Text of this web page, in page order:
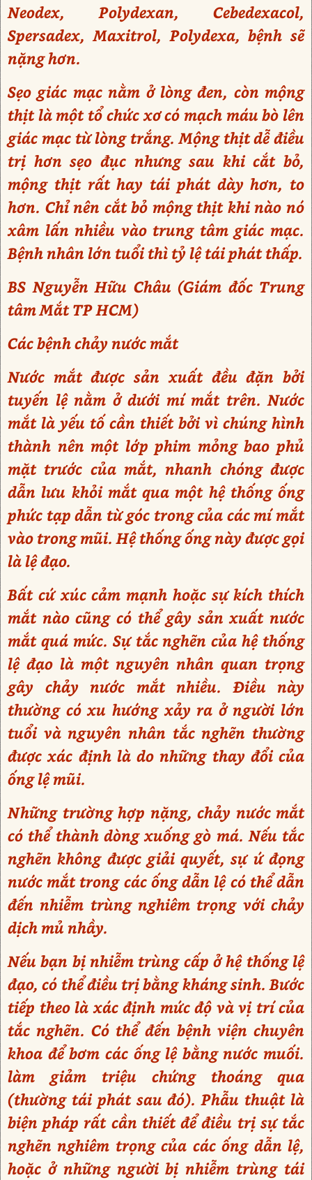
Neodex, Polydexan, Cebedexacol,
Spersadex, Maxitrol, Polydexa, bệnh sẽ
nặng hơn.
Sẹo giác mạc nằm ở lòng đen, còn mộng
thịt là một tổ chức xơ có mạch máu bò lên
giác mạc từ lòng trắng. Mộng thịt dễ điều
trị hơn sẹo đục nhưng sau khi cắt bỏ,
mộng thịt rất hay tái phát dày hơn, to
hơn. Chỉ nên cắt bỏ mộng thịt khi nào nó
xâm lấn nhiều vào trung tâm giác mạc.
Bệnh nhân lớn tuổi thì tỷ lệ tái phát thấp.
BS Nguyễn Hữu Châu (Giám đốc Trung
tâm Mắt TP HCM)
Các bệnh chảy nước mắt
Nước mắt được sản xuất đều đặn bởi
tuyến lệ nằm ở dưới mí mắt trên. Nước
mắt là yếu tố cần thiết bởi vì chúng hình
thành nên một lớp phim mỏng bao phủ
mặt trước của mắt, nhanh chóng được
dẫn lưu khỏi mắt qua một hệ thống ống
phức tạp dẫn từ góc trong của các mí mắt
vào trong mũi. Hệ thống ống này được gọi
là lệ đạo.
Bất cứ xúc cảm mạnh hoặc sự kích thích
mắt nào cũng có thể gây sản xuất nước
mắt quá mức. Sự tắc nghẽn của hệ thống
lệ đạo là một nguyên nhân quan trọng
gây chảy nước mắt nhiều. Điều này
thường có xu hướng xảy ra ở người lớn
tuổi và nguyên nhân tắc nghẽn thường
được xác định là do những thay đổi của
ống lệ mũi.
Những trường hợp nặng, chảy nước mắt
có thể thành dòng xuống gò má. Nếu tắc
nghẽn không được giải quyết, sự ứ đọng
nước mắt trong các ống dẫn lệ có thể dẫn
đến nhiễm trùng nghiêm trọng với chảy
dịch mủ nhầy.
Nếu bạn bị nhiễm trùng cấp ở hệ thống lệ
đạo, có thể điều trị bằng kháng sinh. Bước
tiếp theo là xác định mức độ và vị trí của
tắc nghẽn. Có thể đến bệnh viện chuyên
khoa để bơm các ống lệ bằng nước muối.
làm giảm triệu chứng thoáng qua
(thường tái phát sau đó). Phẫu thuật là
biện pháp rất cần thiết để điều trị sự tắc
nghẽn nghiêm trọng của các ống dẫn lệ,
hoặc ở những người bị nhiễm trùng tái